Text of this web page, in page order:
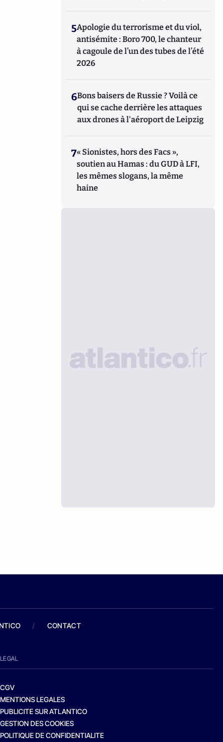
5Apologie du terrorisme et du viol,
antisémite : Boro 700, le chanteur
à cagoule de l’un des tubes de l’été
2026
6Bons baisers de Russie ? Voilà ce
qui se cache derrière les attaques
aux drones à l'aéroport de Leipzig
7« Sionistes, hors des Facs »,
soutien au Hamas : du GUD à LFI,
les mêmes slogans, la même
haine
/ CONTACT
LEGAL
CGV
MENTIONS LEGALES
PUBLICITE SUR ATLANTICO
GESTION DES COOKIES
POLITIQUE DE CONFIDENTIALITE